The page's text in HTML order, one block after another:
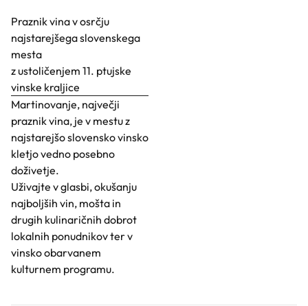
Praznik vina v osrčju
najstarejšega slovenskega
mesta
z ustoličenjem 11. ptujske
vinske kraljice
Martinovanje, največji
praznik vina, je v mestu z
najstarejšo slovensko vinsko
kletjo vedno posebno
doživetje.
Uživajte v glasbi, okušanju
najboljših vin, mošta in
drugih kulinaričnih dobrot
lokalnih ponudnikov ter v
vinsko obarvanem
kulturnem programu.